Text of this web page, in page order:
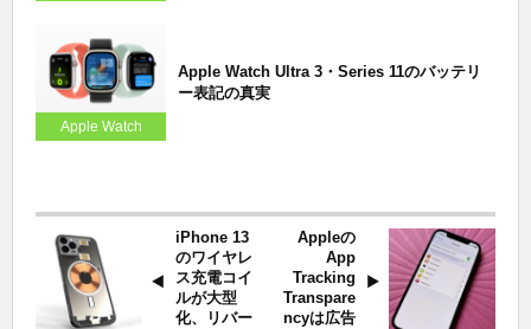
Apple Watch
Apple Watch Ultra 3・Series 11のバッテリ
ー表記の真実
iPhone 13
のワイヤレ
ス充電コイ
ルが大型
化、リバー
Appleの
App
Tracking
Transpare
ncyは広告